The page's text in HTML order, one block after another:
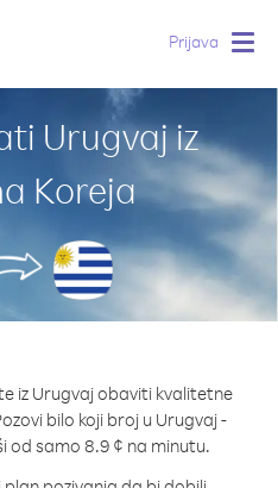
Prijava
Urugvaj iz
Koreja
iz Urugvaj obaviti kvalitetne
bilo koji broj u Urugvaj -
od samo 8.9 ¢ na minutu.